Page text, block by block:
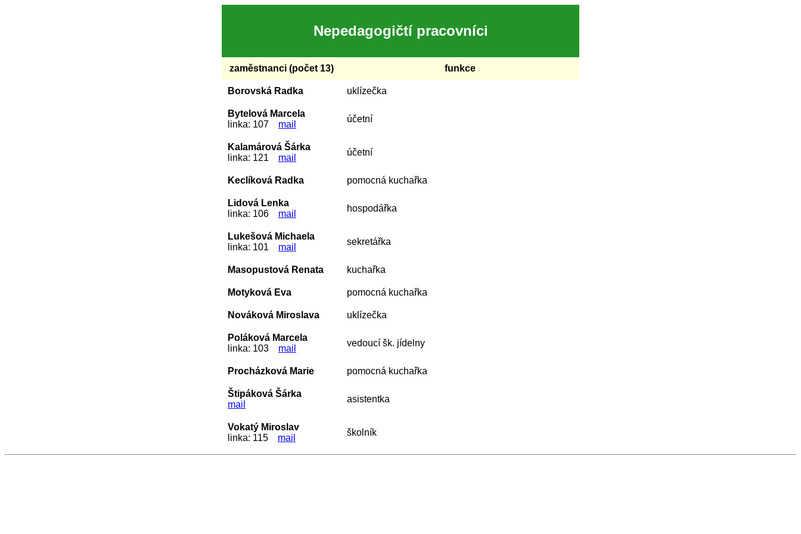
Nepedagogičtí pracovníci
zaměstnanci (počet 13) funkce
Borovská Radka uklízečka
Bytelová Marcela
linka: 107 mail
účetní
Kalamárová Šárka
linka: 121 mail
účetní
Keclíková Radka pomocná kuchařka
Lidová Lenka
linka: 106 mail
hospodářka
Lukešová Michaela
linka: 101 mail
sekretářka
Masopustová Renata kuchařka
Motyková Eva pomocná kuchařka
Nováková Miroslava uklízečka
Poláková Marcela
linka: 103 mail
vedoucí šk. jídelny
Procházková Marie pomocná kuchařka
Štipáková Šárka
mail
asistentka
Vokatý Miroslav
linka: 115 mail
školník